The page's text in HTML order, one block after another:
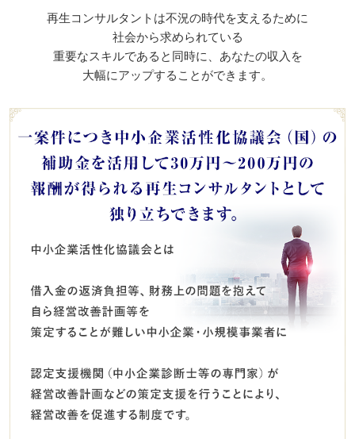
再生コンサルタントは不況の時代を支えるために
社会から求められている
重要なスキルであると同時に、あなたの収入を
大幅にアップすることができます。